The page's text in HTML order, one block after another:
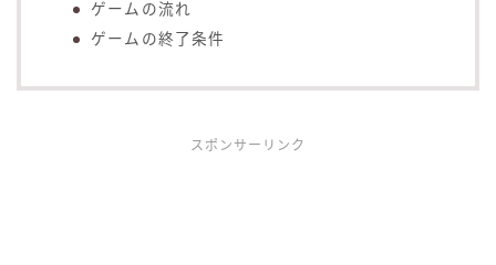
ゲームの流れ
ゲームの終了条件
スポンサーリンク